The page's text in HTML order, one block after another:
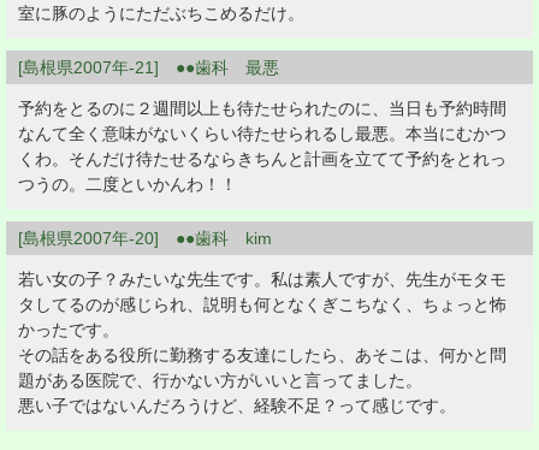
室に豚のようにただぶちこめるだけ。
[島根県2007年-21] ●●歯科 最悪
予約をとるのに２週間以上も待たせられたのに、当日も予約時間
なんて全く意味がないくらい待たせられるし最悪。本当にむかつ
くわ。そんだけ待たせるならきちんと計画を立てて予約をとれっ
つうの。二度といかんわ！！
[島根県2007年-20] ●●歯科 kim
若い女の子？みたいな先生です。私は素人ですが、先生がモタモ
タしてるのが感じられ、説明も何となくぎこちなく、ちょっと怖
かったです。
その話をある役所に勤務する友達にしたら、あそこは、何かと問
題がある医院で、行かない方がいいと言ってました。
悪い子ではないんだろうけど、経験不足？って感じです。